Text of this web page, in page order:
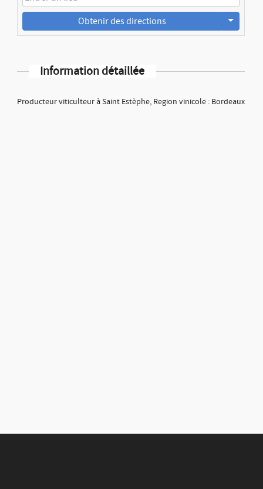
Obtenir des directions
Information détaillée
Producteur viticulteur à Saint Estèphe, Region vinicole : Bordeaux